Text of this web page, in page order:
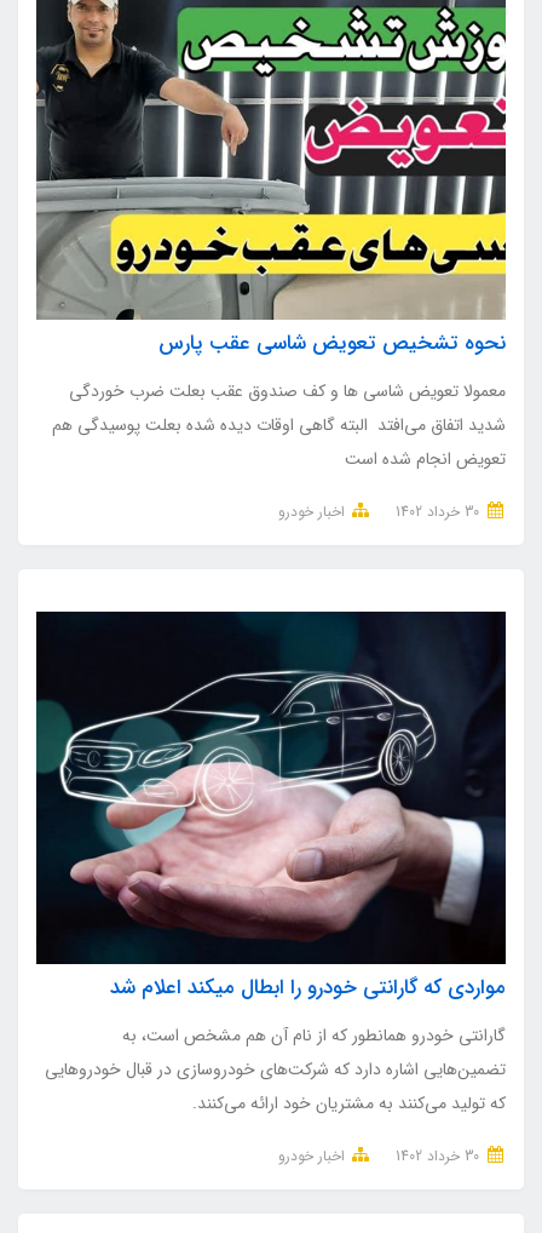
نحوه تشخیص تعویض شاسی عقب پارس
معمولا تعویض شاسی ها و کف صندوق عقب بعلت ضرب خوردگی
شدید اتفاق می‌افتد البته گاهی اوقات دیده شده بعلت پوسیدگی هم
تعویض انجام شده است
اخبار خودرو
مواردی که گارانتی خودرو را ابطال میکند اعلام شد
گارانتی خودرو همانطور که از نام آن هم مشخص است، به
تضمین‌هایی اشاره دارد که شرکت‌های خودروسازی در قبال خودروهایی
که تولید می‌کنند به مشتریان خود ارائه می‌کنند.
اخبار خودرو